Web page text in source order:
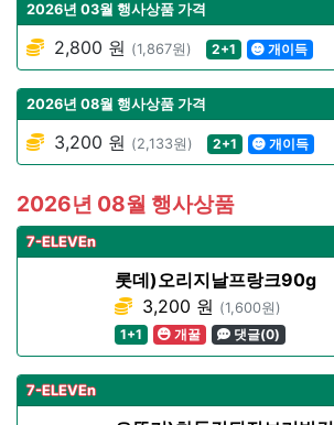
2026년 03월 행사상품 가격
2,800 원 (1,867원) 2+1 개이득
2026년 08월 행사상품 가격
3,200 원 (2,133원) 2+1 개이득
2026년 08월 행사상품
7-ELEVEn
롯데)오리지날프랑크90g
3,200 원 (1,600원)
1+1
개꿀 댓글(0)
7-ELEVEn